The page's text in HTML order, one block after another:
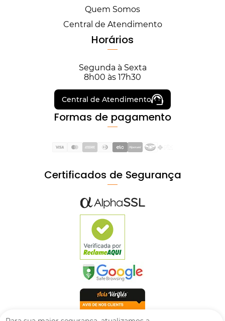
Quem Somos
Central de Atendimento
Horários
Segunda à Sexta
8h00 às 17h30
Central de Atendimento
Formas de pagamento
Certificados de Segurança